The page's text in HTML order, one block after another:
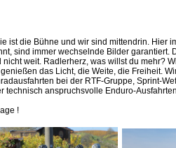
ist die Bühne und wir sind mittendrin. Hier
sind immer wechselnde Bilder
weit. Radlerherz, was willst du mehr?
das Licht, die Weite, die Freiheit.
bei der RTF-Gruppe, Sprint-
technisch anspruchsvolle Enduro-
!